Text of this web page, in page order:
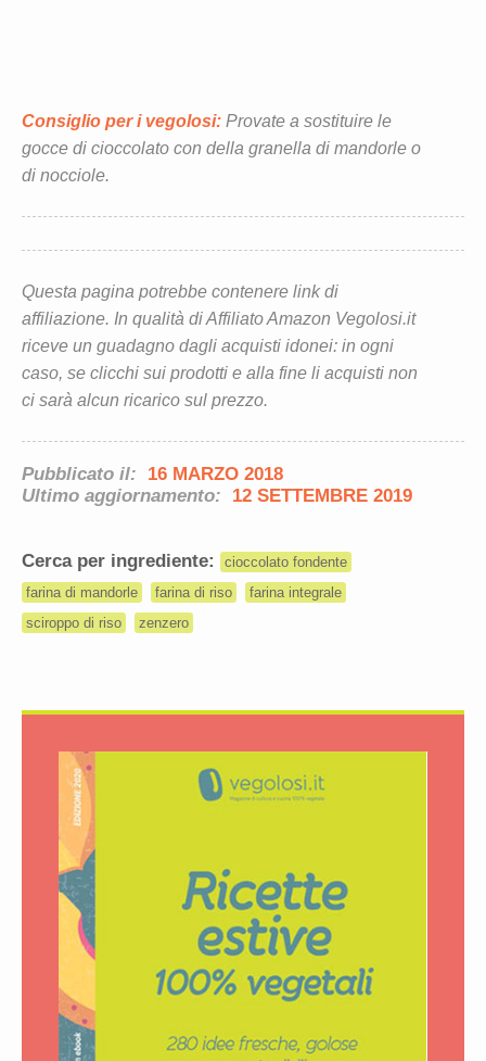
Consiglio per i vegolosi: Provate a sostituire le
gocce di cioccolato con della granella di mandorle o
di nocciole.
Questa pagina potrebbe contenere link di
affiliazione. In qualità di Affiliato Amazon Vegolosi.it
riceve un guadagno dagli acquisti idonei: in ogni
caso, se clicchi sui prodotti e alla fine li acquisti non
ci sarà alcun ricarico sul prezzo.
Pubblicato il:
16 MARZO 2018
Ultimo aggiornamento:
12 SETTEMBRE 2019
Cerca per ingrediente:
cioccolato fondente
farina di mandorle
farina di riso
farina integrale
sciroppo di riso
zenzero